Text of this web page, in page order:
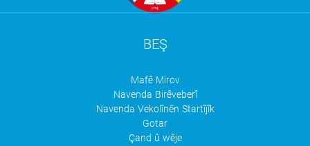
BEŞ
Mafê Mirov
Navenda Birêveberî
Navenda Vekolînên Startîjîk
Gotar
Çand û wêje